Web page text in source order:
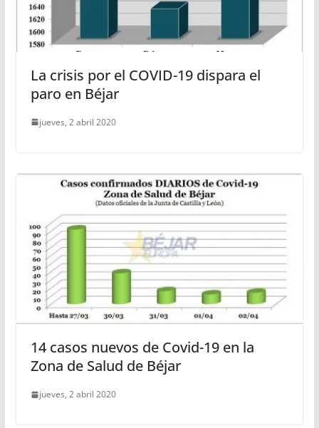
La crisis por el COVID-19 dispara el
paro en Béjar
jueves, 2 abril 2020
14 casos nuevos de Covid-19 en la
Zona de Salud de Béjar
jueves, 2 abril 2020